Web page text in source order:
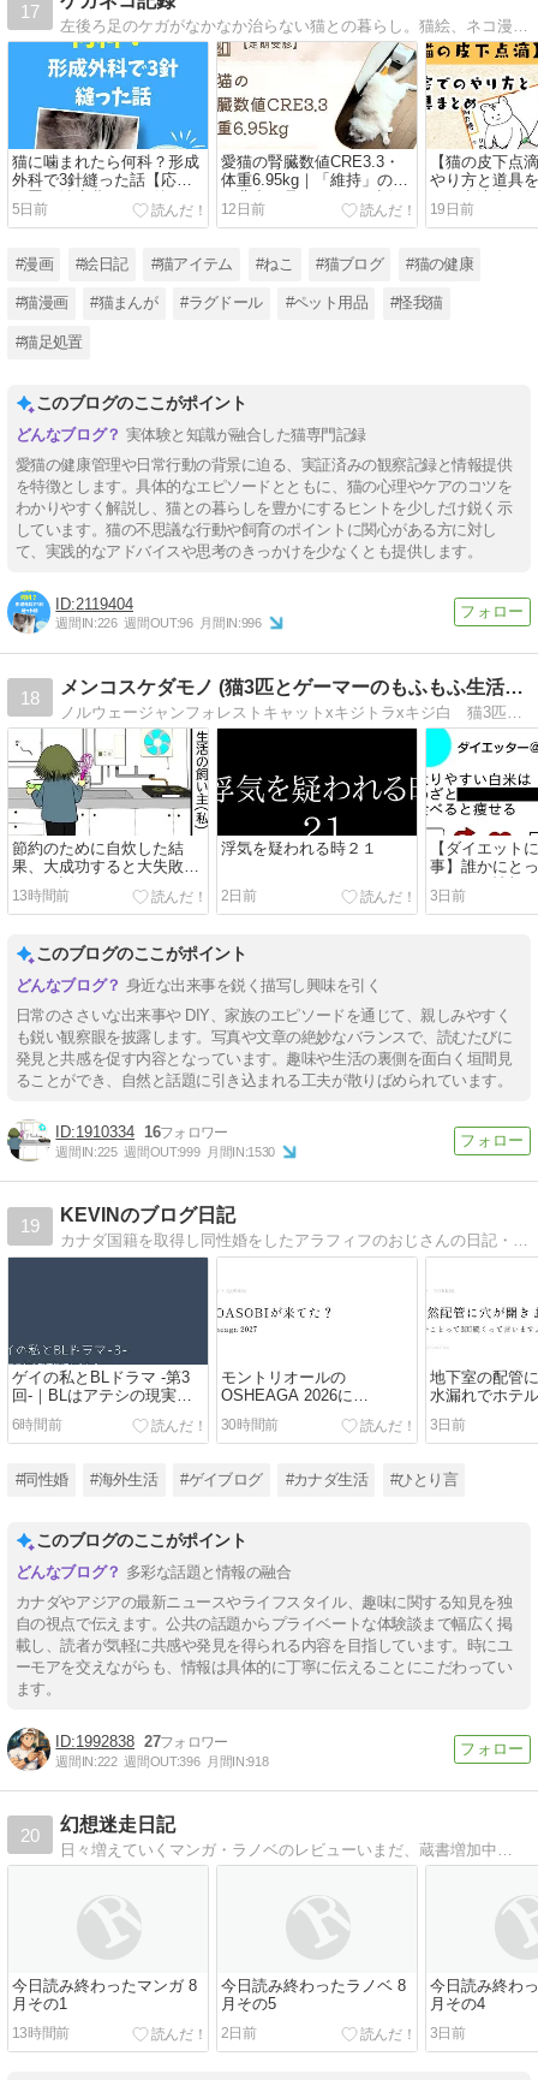
17
猫に噛まれたら何科？形成
外科で3針縫った話【応急
処置・治療費・その後の経
過】
5日前
愛猫の腎臓数値CRE3.3・
体重6.95kg｜「維持」の裏
で背中が骨ばってきた話
【定期受診】
12日前
【猫の皮下点
やり方と道具
た｜点滴中は
った瞬間に豹
19日前
#漫画 #絵日記 #猫アイテム #ねこ #猫ブログ #猫の健康
#猫漫画 #猫まんが #ラグドール #ペット用品 #怪我猫
#猫足処置
このブログのここがポイント
実体験と知識が融合した猫専門記録
愛猫の健康管理や日常行動の背景に迫る、実証済みの観察記録と情報提供
を特徴とします。具体的なエピソードとともに、猫の心理やケアのコツを
わかりやすく解説し、猫との暮らしを豊かにするヒントを少しだけ鋭く示
しています。猫の不思議な行動や飼育のポイントに関心がある方に対し
て、実践的なアドバイスや思考のきっかけを少なくとも提供します。
2119404
週間IN:226 週間OUT:96 月間IN:996
18
メンコスケダモノ (猫3匹とゲーマーのもふもふ生活漫画絵日…
節約のために自炊した結
果、大成功すると大失敗し
ちゃう話
13時間前
浮気を疑われる時２１
2日前
【ダイエット
事】誰かにと
イエット情報
てはまるとは
3日前
このブログのここがポイント
身近な出来事を鋭く描写し興味を引く
日常のささいな出来事や DIY、家族のエピソードを通じて、親しみやすく
も鋭い観察眼を披露します。写真や文章の絶妙なバランスで、読むたびに
発見と共感を促す内容となっています。趣味や生活の裏側を面白く垣間見
ることができ、自然と話題に引き込まれる工夫が散りばめられています。
1910334 16
週間IN:225 週間OUT:999 月間IN:1530
19
KEVINのブログ日記
カナダ国籍を取得し同性婚をしたアラフィフのおじさんの日記・備忘録です。
ゲイの私とBLドラマ -第3
回-｜BLはアテシの現実逃
避なのか
6時間前
モントリオールの
OSHEAGA 2026に
YOASOBIが来てた！行け
ばよかったかも
30時間前
地下室の配管
水漏れでホテ
ました・・・
3日前
#同性婚 #海外生活 #ゲイブログ #カナダ生活 #ひとり言
このブログのここがポイント
多彩な話題と情報の融合
カナダやアジアの最新ニュースやライフスタイル、趣味に関する知見を独
自の視点で伝えます。公共の話題からプライベートな体験談まで幅広く掲
載し、読者が気軽に共感や発見を得られる内容を目指しています。時にユ
ーモアを交えながらも、情報は具体的に丁寧に伝えることにこだわってい
ます。
1992838 27
週間IN:222 週間OUT:396 月間IN:918
20
幻想迷走日記
日々増えていくマンガ・ラノベのレビューいまだ、蔵書増加中…
今日読み終わったマンガ 8
月その1
13時間前
今日読み終わったラノベ 8
月その5
2日前
今日読み終わ
月その4
3日前